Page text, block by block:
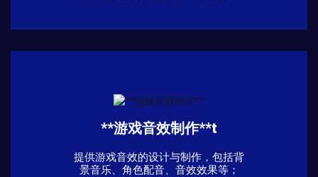
**游戏音效制作**t
提供游戏音效的设计与制作，包括背
景音乐、角色配音、音效效果等；